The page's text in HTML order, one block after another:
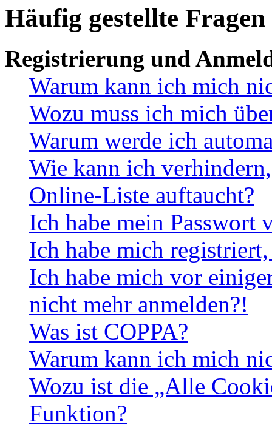
Häufig gestellte Fragen
Registrierung und
Warum kann ich mich
Wozu muss ich mich
Warum werde ich
Wie kann ich
Online-Liste auftaucht?
Ich habe mein Passwort
Ich habe mich
Ich habe mich vor
nicht mehr anmelden?!
Was ist COPPA?
Warum kann ich mich
Wozu ist die „Alle
Funktion?